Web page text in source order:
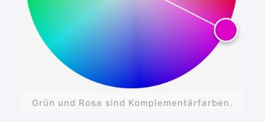
Grün und Rosa sind Komplementärfarben.